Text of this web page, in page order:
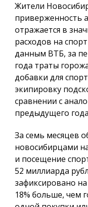
Жители
приверженность
отражается в
расходов на
данным ВТБ, за
года траты
добавки для
экипировку
сравнении с
предыдущего
За семь месяцев
новосибирцами
и посещение
52 миллиарда
зафиксировано
18% больше, чем